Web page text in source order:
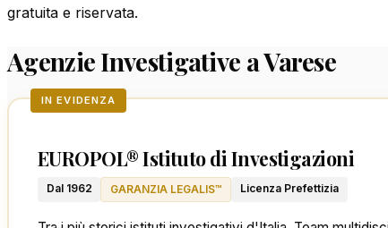
gratuita e riservata.
Agenzie Investigative a Varese
IN EVIDENZA
EUROPOL® Istituto di Investigazioni
Dal 1962 GARANZIA LEGALIS™ Licenza Prefettizia